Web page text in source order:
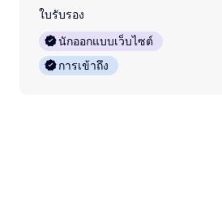
ใบรับรอง
นักออกแบบเว็บไซต์
การเข้าถึง